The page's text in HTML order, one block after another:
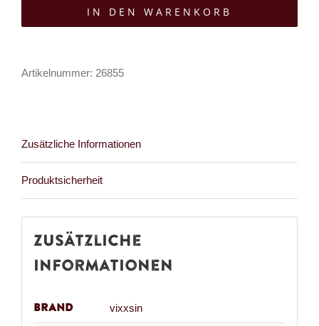
OrsonIN DEN WARENKORB
Artikelnummer: 26855
Zusätzliche Informationen
Produktsicherheit
Zusätzliche
Informationen
Brand vixxsin